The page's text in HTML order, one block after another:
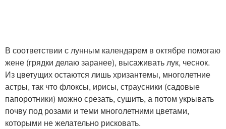
В соответствии с лунным календарем в октябре помогаю
жене (грядки делаю заранее), высаживать лук, чеснок.
Из цветущих остаются лишь хризантемы, многолетние
астры, так что флоксы, ирисы, страусники (садовые
папоротники) можно срезать, сушить, а потом укрывать
почву под розами и теми многолетними цветами,
которыми не желательно рисковать.